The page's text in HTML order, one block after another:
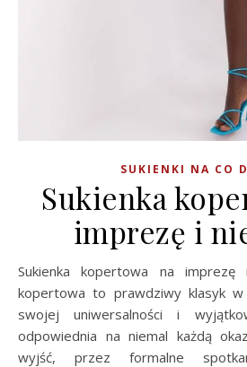
SUKIENKI NA CO
Sukienka
imprezę i
Sukienka kopertowa na imprezę i nie tylko. Sukienka
kopertowa to prawdziwy klasyk w
swojej uniwersalności i
odpowiednia na niemal każdą
wyjść, przez formalne